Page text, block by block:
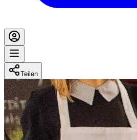
Teilen